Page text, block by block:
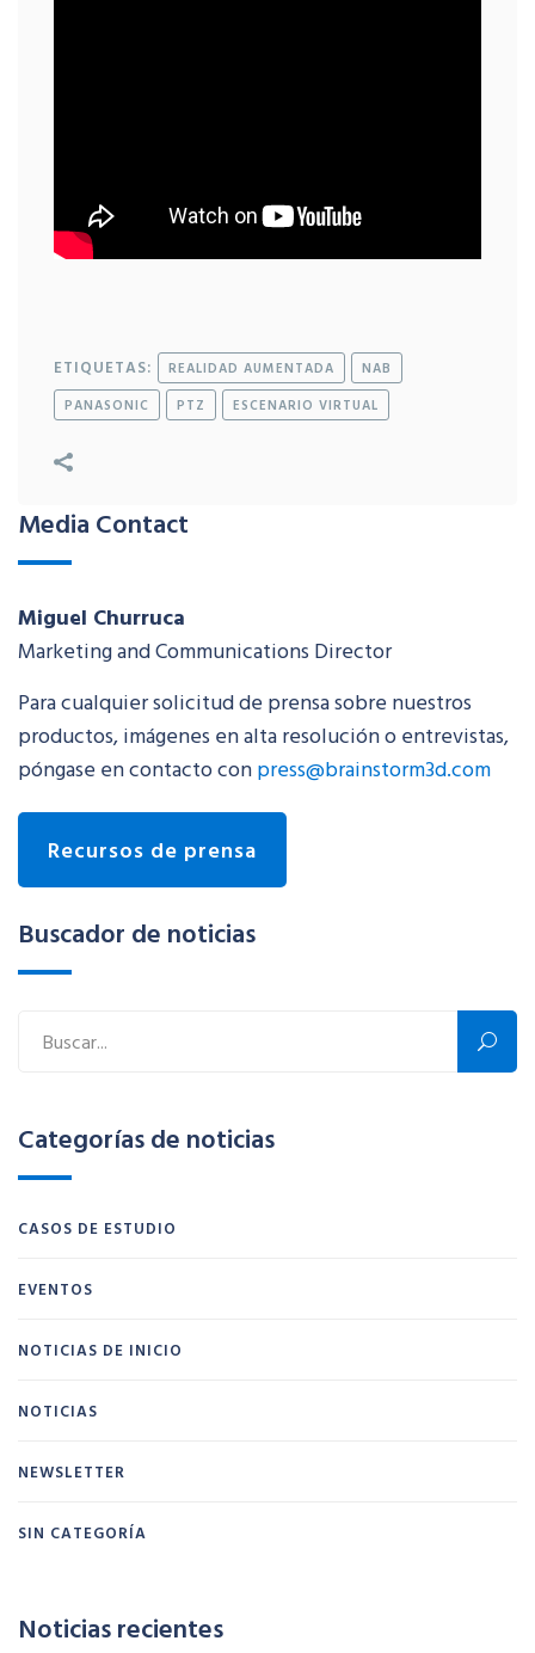
ETIQUETAS: REALIDAD AUMENTADA
NAB
PANASONIC
PTZ ESCENARIO VIRTUAL
Media Contact
Miguel Churruca
Marketing and Communications Director
Para cualquier solicitud de prensa sobre nuestros
productos, imágenes en alta resolución o entrevistas,
póngase en contacto conpress@brainstorm3d.com
Recursos de prensa
Buscador de noticias
Categorías de noticias
CASOS DE ESTUDIO
EVENTOS
NOTICIAS DE INICIO
NOTICIAS
NEWSLETTER
SIN CATEGORÍA
Noticias recientes